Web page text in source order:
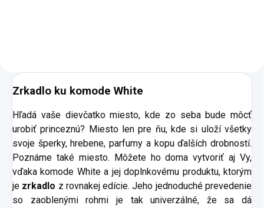
Zrkadlo ku komode White
Hľadá vaše dievčatko miesto, kde zo seba bude môcť
urobiť princeznú? Miesto len pre ňu, kde si uloží všetky
svoje šperky, hrebene, parfumy a kopu ďalších drobností.
Poznáme také miesto. Môžete ho doma vytvoriť aj Vy,
vďaka komode White a jej doplnkovému produktu, ktorým
je zrkadlo z rovnakej edície. Jeho jednoduché prevedenie
so zaoblenými rohmi je tak univerzálné, že sa dá